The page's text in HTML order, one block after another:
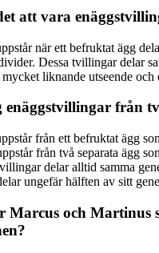
att vara
när ett befruktat ägg
Dessa tvillingar delar
liknande utseende och
enäggstvillingar från
från ett befruktat ägg
från två separata ägg
delar alltid samma
ungefär hälften av sitt
Marcus och Martinus